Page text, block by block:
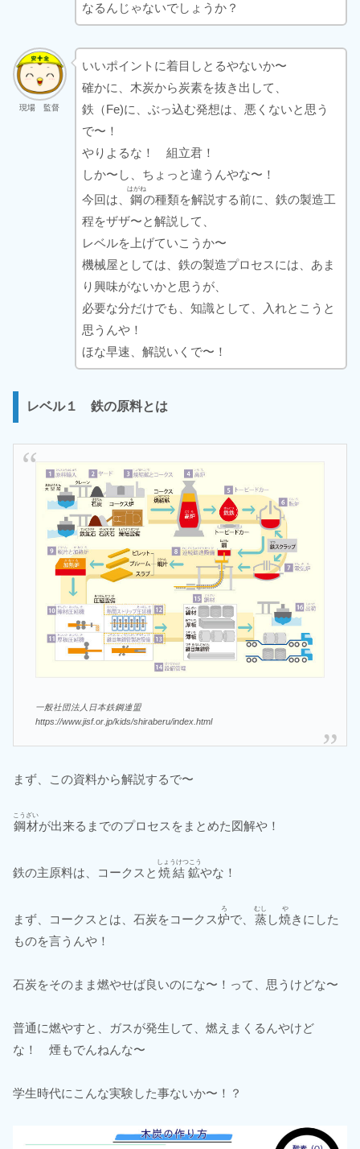
なるんじゃないでしょうか？
現場 監督
いいポイントに着目しとるやないか〜
確かに、木炭から炭素を抜き出して、
鉄（Fe)に、ぶっ込む発想は、悪くないと思う
で〜！
やりよるな！ 組立君！
しか〜し、ちょっと違うんやな〜！
今回は、 鋼
はがね
の種類を解説する前に、鉄の製造工
程をザザ〜と解説して、
レベルを上げていこうか〜
機械屋としては、鉄の製造プロセスには、あま
り興味がないかと思うが、
必要な分だけでも、知識として、入れとこうと
思うんや！
ほな早速、解説いくで〜！
レベル１ 鉄の原料とは
一般社団法人日本鉄鋼連盟
https://www.jisf.or.jp/kids/shiraberu/index.html
まず、この資料から解説するで〜
鋼材
こうざい
が出来るまでのプロセスをまとめた図解や！
鉄の主原料は、コークスと 焼結鉱
しょうけつこう
やな！
まず、コークスとは、石炭をコークス炉
ろ
で、 蒸
むし
し焼
や
きにした
ものを言うんや！
石炭をそのまま燃やせば良いのにな〜！って、思うけどな〜
普通に燃やすと、ガスが発生して、燃えまくるんやけど
な！ 煙もでんねんな〜
学生時代にこんな実験した事ないか〜！？